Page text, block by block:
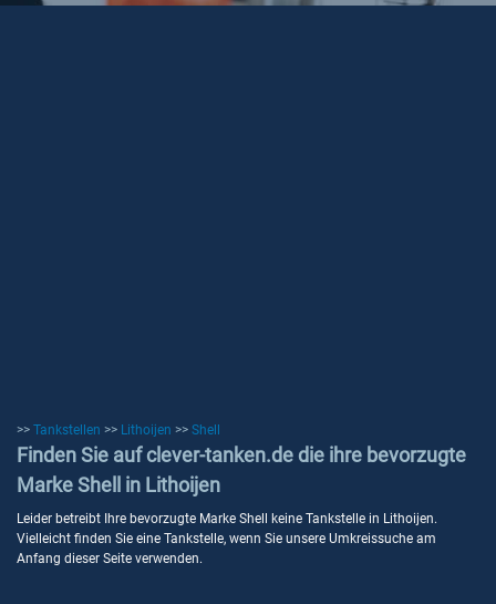
>> Tankstellen >> Lithoijen >> Shell
Finden Sie auf clever-tanken.de die ihre bevorzugte
Marke Shell in Lithoijen
Leider betreibt Ihre bevorzugte Marke Shell keine Tankstelle in Lithoijen.
Vielleicht finden Sie eine Tankstelle, wenn Sie unsere Umkreissuche am
Anfang dieser Seite verwenden.